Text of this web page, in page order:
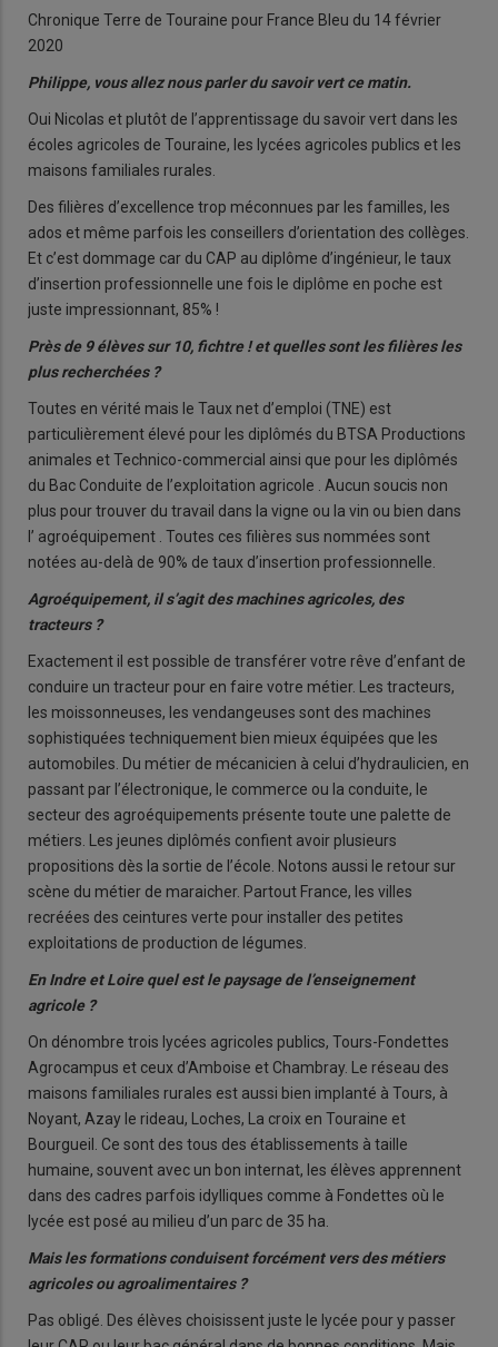
Chronique Terre de Touraine pour France Bleu du 14 février
2020
Philippe, vous allez nous parler du savoir vert ce matin.
Oui Nicolas et plutôt de l’apprentissage du savoir vert dans les
écoles agricoles de Touraine, les lycées agricoles publics et les
maisons familiales rurales.
Des filières d’excellence trop méconnues par les familles, les
ados et même parfois les conseillers d’orientation des collèges.
Et c’est dommage car du CAP au diplôme d’ingénieur, le taux
d’insertion professionnelle une fois le diplôme en poche est
juste impressionnant, 85% !
Près de 9 élèves sur 10, fichtre ! et quelles sont les filières les
plus recherchées ?
Toutes en vérité mais le Taux net d’emploi (TNE) est
particulièrement élevé pour les diplômés du BTSA Productions
animales et Technico-commercial ainsi que pour les diplômés
du Bac Conduite de l’exploitation agricole . Aucun soucis non
plus pour trouver du travail dans la vigne ou la vin ou bien dans
l’ agroéquipement . Toutes ces filières sus nommées sont
notées au-delà de 90% de taux d’insertion professionnelle.
Agroéquipement, il s’agit des machines agricoles, des
tracteurs ?
Exactement il est possible de transférer votre rêve d’enfant de
conduire un tracteur pour en faire votre métier. Les tracteurs,
les moissonneuses, les vendangeuses sont des machines
sophistiquées techniquement bien mieux équipées que les
automobiles. Du métier de mécanicien à celui d’hydraulicien, en
passant par l’électronique, le commerce ou la conduite, le
secteur des agroéquipements présente toute une palette de
métiers. Les jeunes diplômés confient avoir plusieurs
propositions dès la sortie de l’école. Notons aussi le retour sur
scène du métier de maraicher. Partout France, les villes
recréées des ceintures verte pour installer des petites
exploitations de production de légumes.
En Indre et Loire quel est le paysage de l’enseignement
agricole ?
On dénombre trois lycées agricoles publics, Tours-Fondettes
Agrocampus et ceux d’Amboise et Chambray. Le réseau des
maisons familiales rurales est aussi bien implanté à Tours, à
Noyant, Azay le rideau, Loches, La croix en Touraine et
Bourgueil. Ce sont des tous des établissements à taille
humaine, souvent avec un bon internat, les élèves apprennent
dans des cadres parfois idylliques comme à Fondettes où le
lycée est posé au milieu d’un parc de 35 ha.
Mais les formations conduisent forcément vers des métiers
agricoles ou agroalimentaires ?
Pas obligé. Des élèves choisissent juste le lycée pour y passer